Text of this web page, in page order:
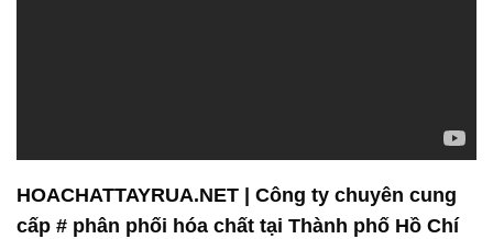
HOACHATTAYRUA.NET | Công ty chuyên cung
cấp # phân phối hóa chất tại Thành phố Hồ Chí